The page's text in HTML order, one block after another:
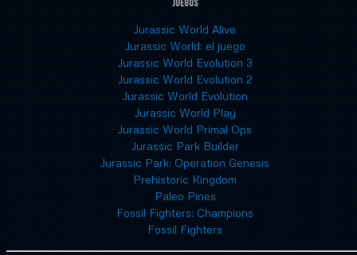
Juegos
Jurassic World Alive
Jurassic World: el juego
Jurassic World Evolution 3
Jurassic World Evolution 2
Jurassic World Evolution
Jurassic World Play
Jurassic World Primal Ops
Jurassic Park Builder
Jurassic Park: Operation Genesis
Prehistoric Kingdom
Paleo Pines
Fossil Fighters: Champions
Fossil Fighters